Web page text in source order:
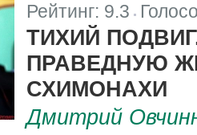
Рейтинг: 9.3
ТИХИЙ
ПРАВЕДНУЮ
СХИМОНАХИ
Дмитрий